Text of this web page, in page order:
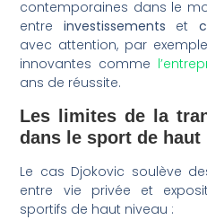
contemporaines dans le
entre investissements et
avec attention, par
innovantes comme
ans de réussite.
Les limites de la
dans le sport de haut
Le cas Djokovic soulève
entre vie privée et
sportifs de haut niveau :